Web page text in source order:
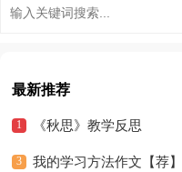
最新推荐
《秋思》教学反思
我的学习方法作文【荐】